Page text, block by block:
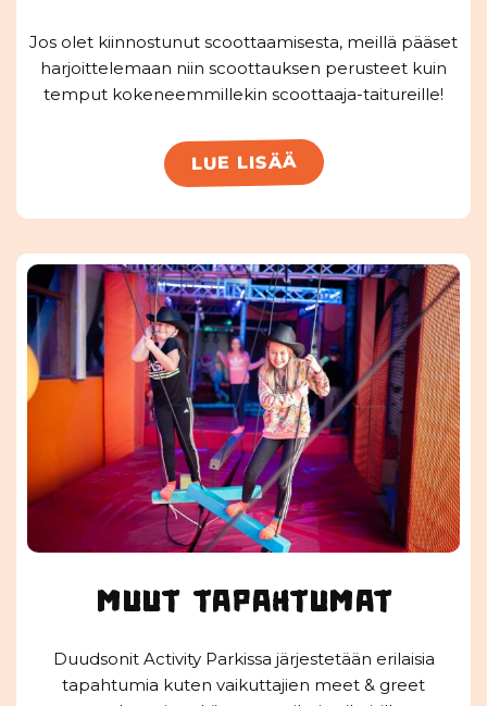
Jos olet kiinnostunut scoottaamisesta, meillä pääset
harjoittelemaan niin scoottauksen perusteet kuin
temput kokeneemmillekin scoottaaja-taitureille!
LUE LISÄÄ
muut tapahtumat
Duudsonit Activity Parkissa järjestetään erilaisia
tapahtumia kuten vaikuttajien meet & greet